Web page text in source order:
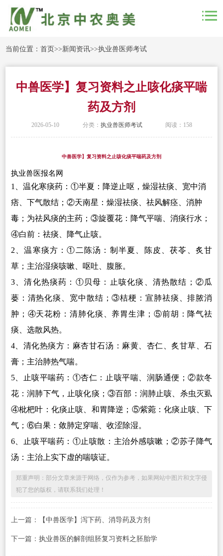
当前位置：首页>>新闻资讯>>执业兽医师考试
中兽医学】复习资料之止咳化痰平喘
药及方剂
2026-05-10 分类： 执业兽医师考试 阅读：158
中兽医学】复习资料之止咳化痰平喘药及方剂
执业兽医报名网
1
、温化寒痰药：①半夏：降逆止呕，燥湿祛痰、宽中消
痞、下气散结；②天南星：燥湿祛痰、祛风解痉、消肿
毒；为祛风痰的主药；③旋覆花：降气平喘、消痰行水；
④白前：祛痰、降气止咳。
2 、温寒痰方：①二陈汤：制半夏、陈皮、茯苓、炙甘
草；主治湿痰咳嗽、呕吐、腹胀。
3、清化热痰药：①贝母：止咳化痰、清热散结；②瓜
蒌：清热化痰、宽中散结；③桔梗：宣肺祛痰、排脓消
肿；④天花粉：清肺化痰、养胃生津；⑤前胡：降气祛
痰、选散风热。
4、清化热痰方：麻杏甘石汤：麻黄、杏仁、炙甘草、石
膏；主治肺热气喘。
5、止咳平喘药：①杏仁：止咳平喘、润肠通便；②款冬
花：润肺下气，止咳化痰；③百部：润肺止咳、杀虫灭虱
④枇杷叶：化痰止咳、和胃降逆；⑤紫菀：化痰止咳、下
气；⑥白果：敛肺定穿喘、收涩除湿。
6、止咳平喘药：①止咳散：主治外感咳嗽；②苏子降气
汤：主治上实下虚的喘咳证。
郑重声明：部分文章来源于网络，仅作为参考，如果网站中图片和文字侵
犯了您的版权，请联系我们处理！
上一篇： 【中兽医学】泻下药、消导药及方剂
下一篇： 执业兽医的解剖组胚复习资料之胚胎学